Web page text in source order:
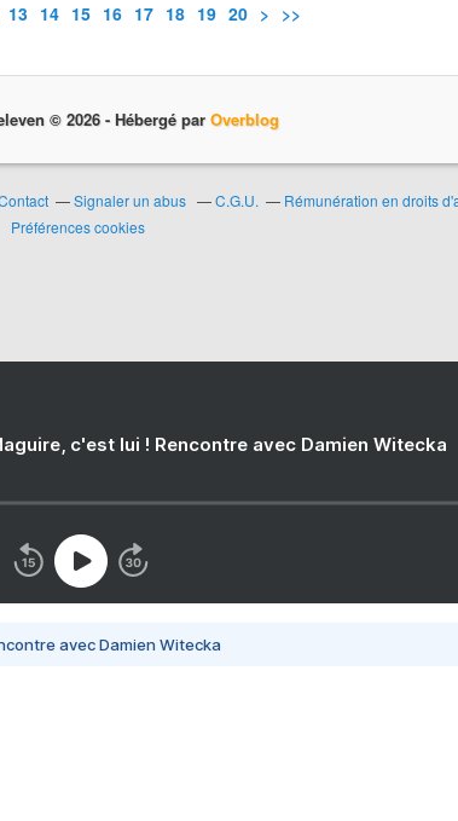
13 14 15 16 17 18 19 20 30
40
50
60
70
80
> >>
© 2026 - Hébergé par Overblog
Signaler un abus C.G.U. Rémunération en droits
Préférences cookies
c'est lui ! Rencontre avec Damien Witecka
avec Damien Witecka